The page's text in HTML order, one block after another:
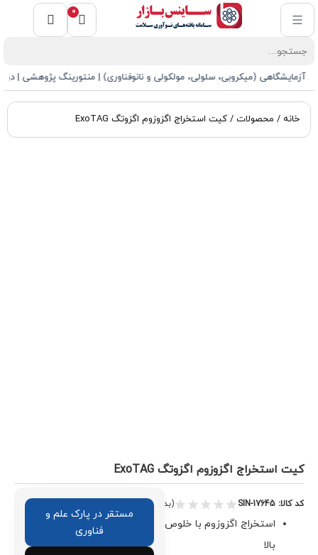
0
(میکروبی، سلولی، مولکولی و نانوفناوری) | منتورینگ پژوهشی | دوره‌های
خانه/محصولات/ کیت استخراج اگزوزوم اگزوتگ ExoTAG
کیت استخراج اگزوزوم اگزوتگ ExoTAG
کد کالا: SIN-17645 (بدون دیدگاه)
استخراج اگزوزوم با خلوص
بالا
مستقر در پارک علم و
فناوری